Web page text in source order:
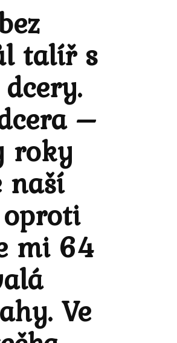
talíř s
–
roky
naší
mi 64
Ve
Share on Facebook